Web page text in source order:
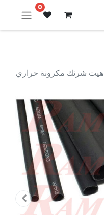
0
Heat Shrink Φ 3mm - 1 Meter هيت شرنك مكرونة حراري